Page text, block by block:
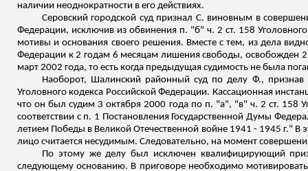
наличии неоднократности в его действиях.
Серовский городской суд признал С. виновным в
Федерации, исключив из обвинения п. "б" ч. 2 ст. 158
мотивы и основания своего решения. Вместе с тем, из дела
Федерации к 2 годам 6 месяцам лишения свободы, освобожден
март 2002 года, то есть когда предыдущая судимость не была
Наоборот, Шалинский районный суд по делу Ф.,
Уголовного кодекса Российской Федерации. Кассационная
что он был судим 3 октября 2000 года по п. "а", "в" ч. 2 ст. 158
соответствии с п. 1 Постановления Государственной Думы
летием Победы в Великой Отечественной войне 1941 - 1945 г." В
лицо считается несудимым. Следовательно, на момент
По этому же делу был исключен квалифицирующий
следующему основанию. В приговоре необходимо